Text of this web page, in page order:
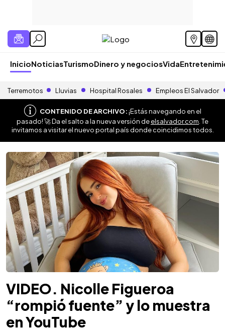
InicioNoticiasTurismoDinero y negociosVida
Terremotos Lluvias Hospital Rosales Empleos El Salvador
CONTENIDO DE ARCHIVO:¡Estás navegando en el
pasado! 🚀 Da el salto a la nueva versión deelsalvador.com . Te
invitamos a visitar el nuevo portal país donde coincidimos todos.
VIDEO. Nicolle Figueroa
“rompió fuente” y lo muestra
en YouTube